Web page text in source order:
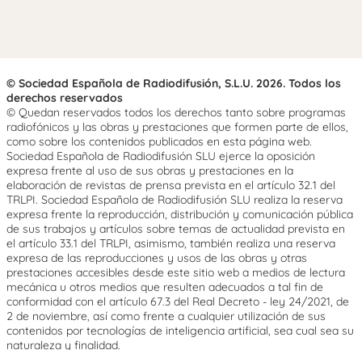
© Sociedad Española de Radiodifusión, S.L.U. 2026. Todos los
derechos reservados
© Quedan reservados todos los derechos tanto sobre programas
radiofónicos y las obras y prestaciones que formen parte de ellos,
como sobre los contenidos publicados en esta página web.
Sociedad Española de Radiodifusión SLU ejerce la oposición
expresa frente al uso de sus obras y prestaciones en la
elaboración de revistas de prensa prevista en el artículo 32.1 del
TRLPI. Sociedad Española de Radiodifusión SLU realiza la reserva
expresa frente la reproducción, distribución y comunicación pública
de sus trabajos y artículos sobre temas de actualidad prevista en
el artículo 33.1 del TRLPI, asimismo, también realiza una reserva
expresa de las reproducciones y usos de las obras y otras
prestaciones accesibles desde este sitio web a medios de lectura
mecánica u otros medios que resulten adecuados a tal fin de
conformidad con el artículo 67.3 del Real Decreto - ley 24/2021, de
2 de noviembre, así como frente a cualquier utilización de sus
contenidos por tecnologías de inteligencia artificial, sea cual sea su
naturaleza y finalidad.